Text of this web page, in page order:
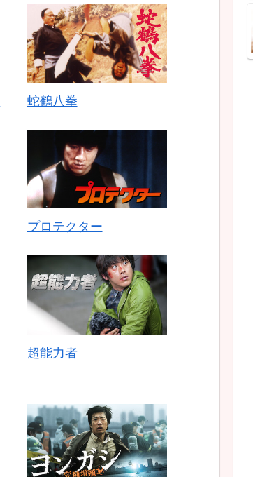
蛇鶴八拳
プロテクター
超能力者